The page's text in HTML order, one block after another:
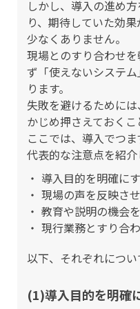
しかし、導入の進め
り、期待していた効
少なくありません。
現場とのすり合わせ
ず「使えないシステ
ります。
失敗を避けるために
かじめ押さえておくこ
ここでは、導入でつ
代表的な注意点を紹介
導入目的を明確に
現場の声を反映さ
教育や説明の機会
現行業務とすり合
以下、それぞれについ
(1)導入目的を明確